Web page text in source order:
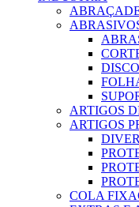
ARTIGOS
ARTIGOS
COLA